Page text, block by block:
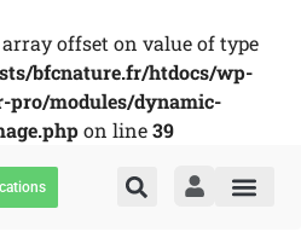
offset on value of type
bfcnature.fr/htdocs/wp-
pro/modules/dynamic-
on line39